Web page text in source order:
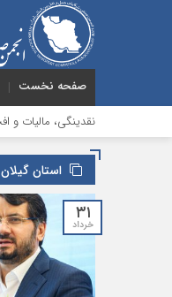
صفحه نخست
نقدینگی، مالیات و افت عملیات
استان گیلان
۳۱
خرداد